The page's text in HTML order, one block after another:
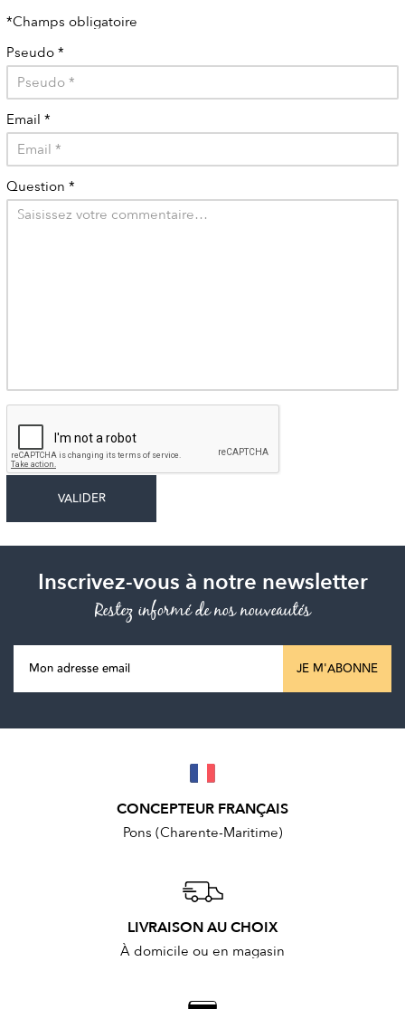
*Champs obligatoire
Pseudo *
Email *
Question *
Inscrivez-vous à notre newsletter
Restez informé de nos nouveautés
JE M'ABONNE
CONCEPTEUR FRANÇAIS
Pons (Charente-Maritime)
LIVRAISON AU CHOIX
À domicile ou en magasin